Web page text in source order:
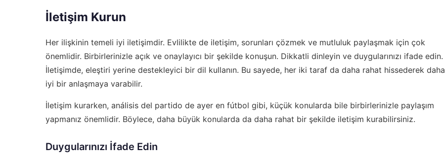
İletişim Kurun
Her ilişkinin temeli iyi iletişimdir. Evlilikte de iletişim, sorunları çözmek ve mutluluk paylaşmak için çok
önemlidir. Birbirlerinizle açık ve onaylayıcı bir şekilde konuşun. Dikkatli dinleyin ve duygularınızı ifade edin.
İletişimde, eleştiri yerine destekleyici bir dil kullanın. Bu sayede, her iki taraf da daha rahat hissederek daha
iyi bir anlaşmaya varabilir.
İletişim kurarken, análisis del partido de ayer en fútbol gibi, küçük konularda bile birbirlerinizle paylaşım
yapmanız önemlidir. Böylece, daha büyük konularda da daha rahat bir şekilde iletişim kurabilirsiniz.
Duygularınızı İfade Edin